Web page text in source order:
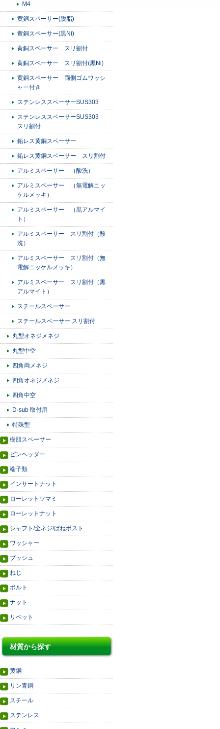
M4
黄銅スペーサー(脱脂)
黄銅スペーサー(黒Ni)
黄銅スペーサー スリ割付
黄銅スペーサー スリ割付(黒Ni)
黄銅スペーサー 両側ゴムワッシ
ャー付き
ステンレススペーサーSUS303
ステンレススペーサーSUS303
スリ割付
鉛レス黄銅スペーサー
鉛レス黄銅スペーサー スリ割付
アルミスペーサー （酸洗）
アルミスペーサー （無電解ニッ
ケルメッキ）
アルミスペーサー （黒アルマイ
ト）
アルミスペーサー スリ割付（酸
洗）
アルミスペーサー スリ割付（無
電解ニッケルメッキ）
アルミスペーサー スリ割付（黒
アルマイト）
スチールスペーサー
スチールスペーサー スリ割付
丸型オネジメネジ
丸型中空
四角両メネジ
四角オネジメネジ
四角中空
D-sub 取付用
特殊型
樹脂スペーサー
ピンヘッダー
端子類
インサートナット
ローレットツマミ
ローレットナット
シャフト/全ネジ/ばねポスト
ワッシャー
ブッシュ
ねじ
ボルト
ナット
リベット
材質から探す
黄銅
リン青銅
スチール
ステンレス